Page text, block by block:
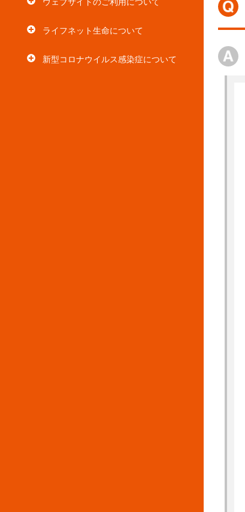
ライフネット生命について
新型コロナウイルス感染症について